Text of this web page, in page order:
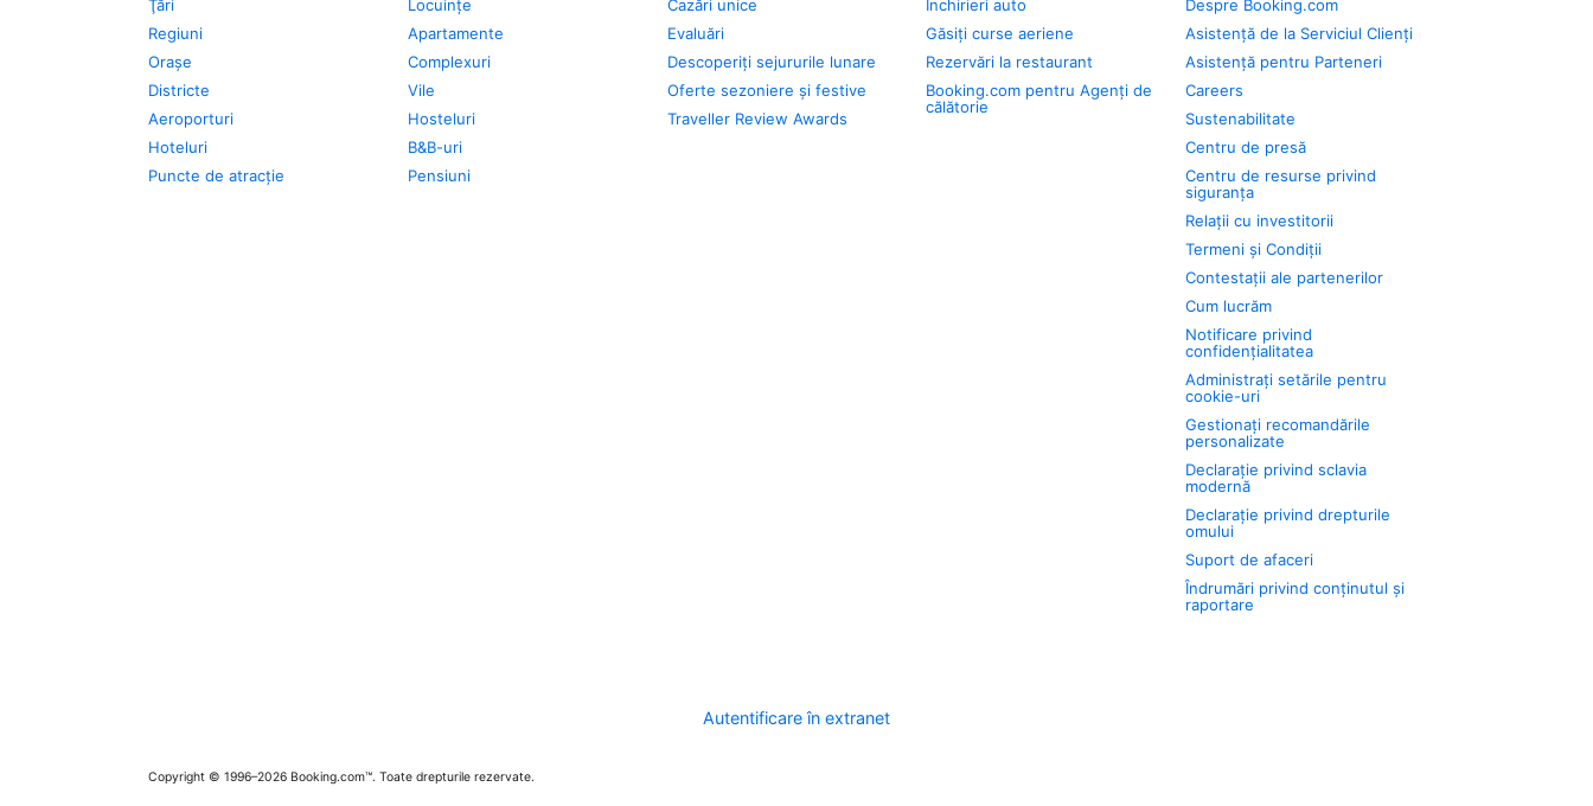
Ţări
Regiuni
Oraşe
Districte
Aeroporturi
Hoteluri
Puncte de atracţie
Locuințe
Apartamente
Complexuri
Vile
Hosteluri
B&B-uri
Pensiuni
Cazări unice
Evaluări
Descoperiți sejururile lunare
Oferte sezoniere și festive
Traveller Review Awards
Închirieri auto
Găsiți curse aeriene
Rezervări la restaurant
Booking.com pentru Agenți de
călătorie
Despre Booking.com
Asistență de la Serviciul Clienți
Asistență pentru Parteneri
Careers
Sustenabilitate
Centru de presă
Centru de resurse privind
siguranța
Relații cu investitorii
Termeni și Condiții
Contestații ale partenerilor
Cum lucrăm
Notificare privind
confidențialitatea
Administrați setările pentru
cookie-uri
Gestionați recomandările
personalizate
Declarație privind sclavia
modernă
Declarație privind drepturile
omului
Suport de afaceri
Îndrumări privind conținutul și
raportare
Autentificare în extranet
Copyright © 1996–2026 Booking.com™. Toate drepturile rezervate.